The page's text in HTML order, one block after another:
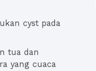
cyst pada
tua dan
yang cuaca